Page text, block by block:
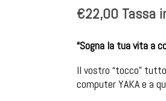
€22,00 Tassa
“Sogna la tua vita a
Il vostro “tocco”
computer YAKA e a